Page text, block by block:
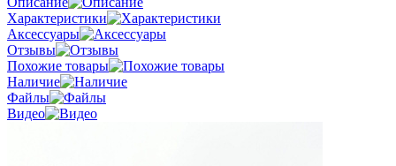
Характеристики
Аксессуары
Отзывы
Похожие товары
Наличие
Файлы
Видео